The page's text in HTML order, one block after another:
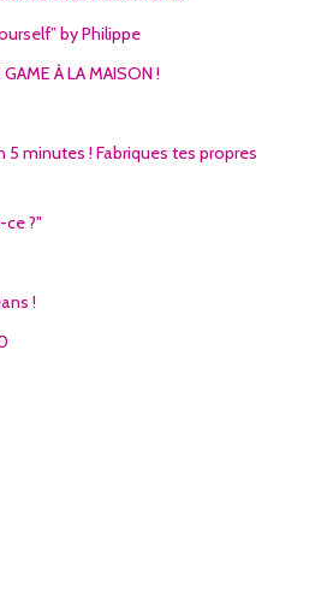
by Philippe
À LA MAISON !
5 minutes ! Fabriques tes propres
ce ?"
!